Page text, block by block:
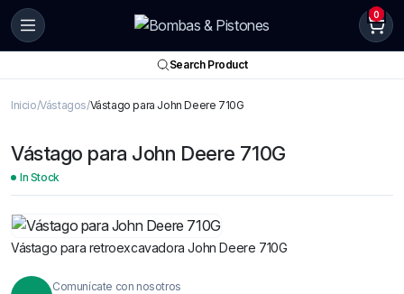
0
Search Product
Inicio Vástagos Vástago para John Deere 710G
Vástago para John Deere 710G
In Stock
Vástago para retroexcavadora John Deere 710G
Comunícate con nosotros